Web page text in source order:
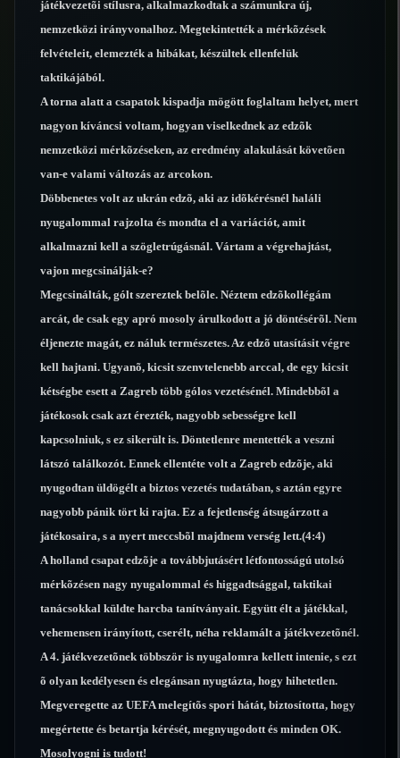
játékvezetõi stílusra, alkalmazkodtak a számunkra új,
nemzetközi irányvonalhoz. Megtekintették a mérkõzések
felvételeit, elemezték a hibákat, készültek ellenfelük
taktikájából.
A torna alatt a csapatok kispadja mögött foglaltam helyet, mert
nagyon kíváncsi voltam, hogyan viselkednek az edzõk
nemzetközi mérkõzéseken, az eredmény alakulását követõen
van-e valami változás az arcokon.
Döbbenetes volt az ukrán edzõ, aki az idõkérésnél haláli
nyugalommal rajzolta és mondta el a variációt, amit
alkalmazni kell a szögletrúgásnál. Vártam a végrehajtást,
vajon megcsinálják-e?
Megcsinálták, gólt szereztek belõle. Néztem edzõkollégám
arcát, de csak egy apró mosoly árulkodott a jó döntésérõl. Nem
éljenezte magát, ez náluk természetes. Az edzõ utasításit végre
kell hajtani. Ugyanõ, kicsit szenvtelenebb arccal, de egy kicsit
kétségbe esett a Zagreb több gólos vezetésénél. Mindebbõl a
játékosok csak azt érezték, nagyobb sebességre kell
kapcsolniuk, s ez sikerült is. Döntetlenre mentették a veszni
látszó találkozót. Ennek ellentéte volt a Zagreb edzõje, aki
nyugodtan üldögélt a biztos vezetés tudatában, s aztán egyre
nagyobb pánik tört ki rajta. Ez a fejetlenség átsugárzott a
játékosaira, s a nyert meccsbõl majdnem verség lett.(4:4)
A holland csapat edzõje a továbbjutásért létfontosságú utolsó
mérkõzésen nagy nyugalommal és higgadtsággal, taktikai
tanácsokkal küldte harcba tanítványait. Együtt élt a játékkal,
vehemensen irányított, cserélt, néha reklamált a játékvezetõnél.
A 4. játékvezetõnek többször is nyugalomra kellett intenie, s ezt
õ olyan kedélyesen és elegánsan nyugtázta, hogy hihetetlen.
Megveregette az UEFA melegítõs spori hátát, biztosította, hogy
megértette és betartja kérését, megnyugodott és minden OK.
Mosolyogni is tudott!